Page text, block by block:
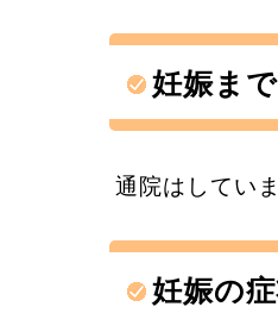
妊娠ま
通院はしてい
妊娠の